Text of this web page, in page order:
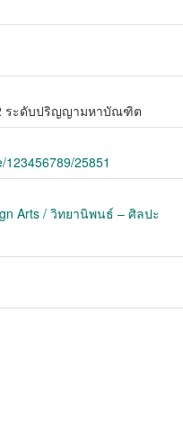
ระดับปริญญามหาบัณฑิต
123456789/25851
Arts / วิทยานิพนธ์ – ศิลปะ